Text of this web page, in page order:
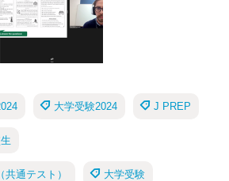
大学受験2024 J PREP
通テスト） 大学受験